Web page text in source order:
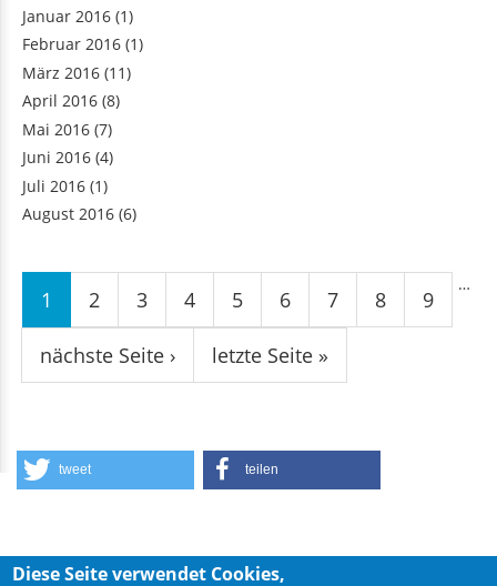
Januar 2016 (1)
Februar 2016 (1)
März 2016 (11)
April 2016 (8)
Mai 2016 (7)
Juni 2016 (4)
Juli 2016 (1)
August 2016 (6)
Seiten
1 2 3 4 5 6 7 8 9
…
nächste Seite › letzte Seite »
tweet teilen
Diese Seite verwendet Cookies,